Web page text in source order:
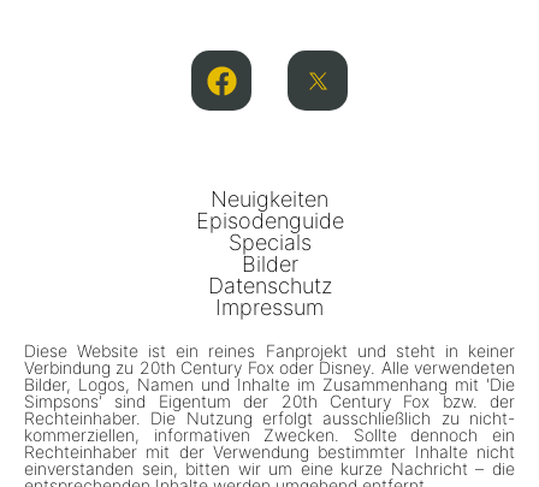
Neuigkeiten
Episodenguide
Specials
Bilder
Datenschutz
Impressum
Diese Website ist ein reines Fanprojekt und steht in keiner
Verbindung zu 20th Century Fox oder Disney. Alle verwendeten
Bilder, Logos, Namen und Inhalte im Zusammenhang mit 'Die
Simpsons' sind Eigentum der 20th Century Fox bzw. der
Rechteinhaber. Die Nutzung erfolgt ausschließlich zu nicht-
kommerziellen, informativen Zwecken. Sollte dennoch ein
Rechteinhaber mit der Verwendung bestimmter Inhalte nicht
einverstanden sein, bitten wir um eine kurze Nachricht – die